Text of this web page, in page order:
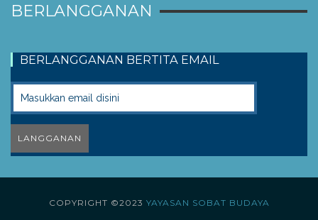
BERLANGGANAN
BERLANGGANAN BERTITA EMAIL
COPYRIGHT ©2023 YAYASAN SOBAT BUDAYA